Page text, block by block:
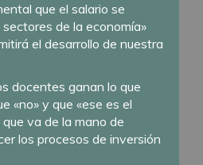
que el salario se
de la economía»
el desarrollo de nuestra
docentes ganan lo que
«no» y que «ese es el
va de la mano de
los procesos de inversión